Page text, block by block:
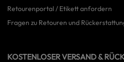
Retourenportal / Etikett anfordern
Fragen zu Retouren und
KOSTENLOSER VERSAND &